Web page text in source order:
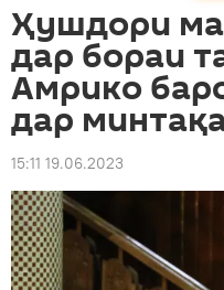
Ҳушдори
дар бораи
Амрико
дар
15:11 19.06.2023